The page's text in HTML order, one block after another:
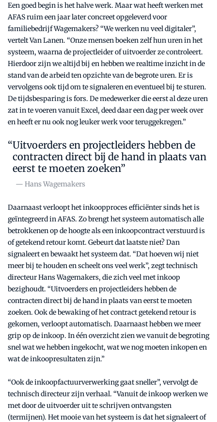
Een goed begin is het halve werk. Maar wat heeft werken met
AFAS ruim een jaar later concreet opgeleverd voor
familiebedrijf Wagemakers? “We werken nu veel digitaler”,
vertelt Van Lanen. “Onze mensen boeken zelf hun uren in het
systeem, waarna de projectleider of uitvoerder ze controleert.
Hierdoor zijn we altijd bij en hebben we realtime inzicht in de
stand van de arbeid ten opzichte van de begrote uren. Er is
vervolgens ook tijd om te signaleren en eventueel bij te sturen.
De tijdsbesparing is fors. De medewerker die eerst al deze uren
zat in te voeren vanuit Excel, deed daar een dag per week over
en heeft er nu ook nog leuker werk voor teruggekregen.”
Uitvoerders en projectleiders hebben de
contracten direct bij de hand in plaats van
eerst te moeten zoeken”
— Hans Wagemakers
Daarnaast verloopt het inkoopproces efficiënter sinds het is
geïntegreerd in AFAS. Zo brengt het systeem automatisch alle
betrokkenen op de hoogte als een inkoopcontract verstuurd is
of getekend retour komt. Gebeurt dat laatste niet? Dan
signaleert en bewaakt het systeem dat. “Dat hoeven wij niet
meer bij te houden en scheelt ons veel werk”, zegt technisch
directeur Hans Wagemakers, die zich veel met inkoop
bezighoudt. “Uitvoerders en projectleiders hebben de
contracten direct bij de hand in plaats van eerst te moeten
zoeken. Ook de bewaking of het contract getekend retour is
gekomen, verloopt automatisch. Daarnaast hebben we meer
grip op de inkoop. In één overzicht zien we vanuit de begroting
snel wat we hebben ingekocht, wat we nog moeten inkopen en
wat de inkoopresultaten zijn.”
“Ook de inkoopfactuurverwerking gaat sneller”, vervolgt de
technisch directeur zijn verhaal. “Vanuit de inkoop werken we
met door de uitvoerder uit te schrijven ontvangsten
(termijnen). Het mooie van het systeem is dat het signaleert of